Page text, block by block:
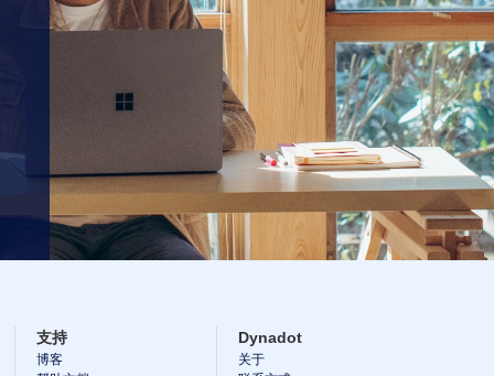
支持
博客
Dynadot
关于